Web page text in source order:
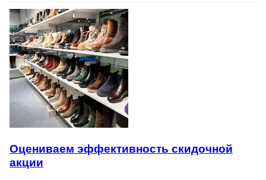
Оцениваем эффективность скидочной
акции